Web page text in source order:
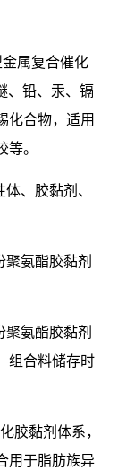
属复合催化
、铅、汞、镉
化合物，适用
。
、胶黏剂、
聚氨酯胶黏剂
聚氨酯胶黏剂
组合料储存时
胶黏剂体系，
用于脂肪族异